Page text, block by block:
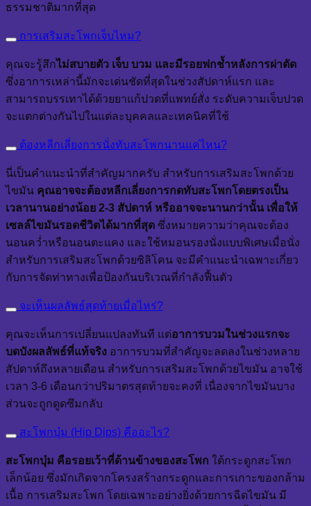
ธรรมชาติมากที่สุด
การเสริมสะโพกเจ็บไหม?
คุณจะรู้สึกไม่สบายตัว เจ็บ บวม และมีรอยฟกช้ำหลังการผ่าตัด
ซึ่งอาการเหล่านี้มักจะเด่นชัดที่สุดในช่วงสัปดาห์แรก และ
สามารถบรรเทาได้ด้วยยาแก้ปวดที่แพทย์สั่ง ระดับความเจ็บปวด
จะแตกต่างกันไปในแต่ละบุคคลและเทคนิคที่ใช้
ต้องหลีกเลี่ยงการนั่งทับสะโพกนานแค่ไหน?
นี่เป็นคำแนะนำที่สำคัญมากครับ สำหรับการเสริมสะโพกด้วย
ไขมัน คุณอาจจะต้องหลีกเลี่ยงการกดทับสะโพกโดยตรงเป็น
เวลานานอย่างน้อย 2-3 สัปดาห์ หรืออาจจะนานกว่านั้น เพื่อให้
เซลล์ไขมันรอดชีวิตได้มากที่สุด ซึ่งหมายความว่าคุณจะต้อง
นอนคว่ำหรือนอนตะแคง และใช้หมอนรองนั่งแบบพิเศษเมื่อนั่ง
สำหรับการเสริมสะโพกด้วยซิลิโคน จะมีคำแนะนำเฉพาะเกี่ยว
กับการจัดท่าทางเพื่อป้องกันบริเวณที่กำลังฟื้นตัว
จะเห็นผลลัพธ์สุดท้ายเมื่อไหร่?
คุณจะเห็นการเปลี่ยนแปลงทันที แต่อาการบวมในช่วงแรกจะ
บดบังผลลัพธ์ที่แท้จริง อาการบวมที่สำคัญจะลดลงในช่วงหลาย
สัปดาห์ถึงหลายเดือน สำหรับการเสริมสะโพกด้วยไขมัน อาจใช้
เวลา 3-6 เดือนกว่าปริมาตรสุดท้ายจะคงที่ เนื่องจากไขมันบาง
ส่วนจะถูกดูดซึมกลับ
สะโพกบุ๋ม (Hip Dips) คืออะไร?
สะโพกบุ๋ม คือรอยเว้าที่ด้านข้างของสะโพก ใต้กระดูกสะโพก
เล็กน้อย ซึ่งมักเกิดจากโครงสร้างกระดูกและการเกาะของกล้าม
เนื้อ การเสริมสะโพก โดยเฉพาะอย่างยิ่งด้วยการฉีดไขมัน มี